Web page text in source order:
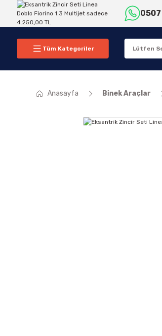
0507
Tüm Kategoriler
Anasayfa Binek Araçlar